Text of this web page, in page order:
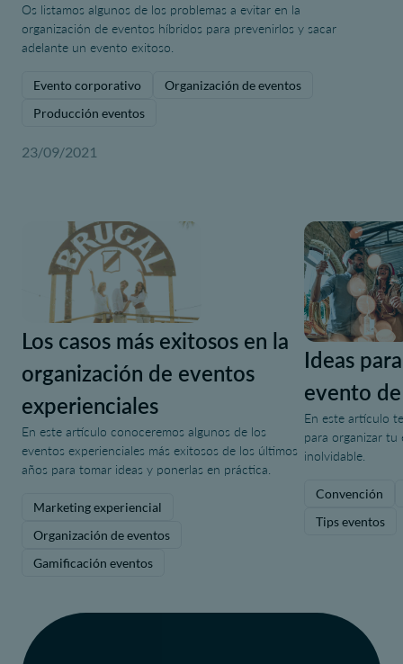
Os listamos algunos de los problemas a evitar en la
organización de eventos híbridos para prevenirlos y sacar
adelante un evento exitoso.
Evento corporativo
Organización de eventos
Producción eventos
23/09/2021
Los casos más exitosos en la
organización de eventos
experienciales
En este artículo conoceremos algunos de los
eventos experienciales más exitosos de los últimos
años para tomar ideas y ponerlas en práctica.
Marketing experiencial
Organización de eventos
Gamificación eventos
Ideas
evento
En este artículo
para organizar
inolvidable.
Convención
Tips eventos